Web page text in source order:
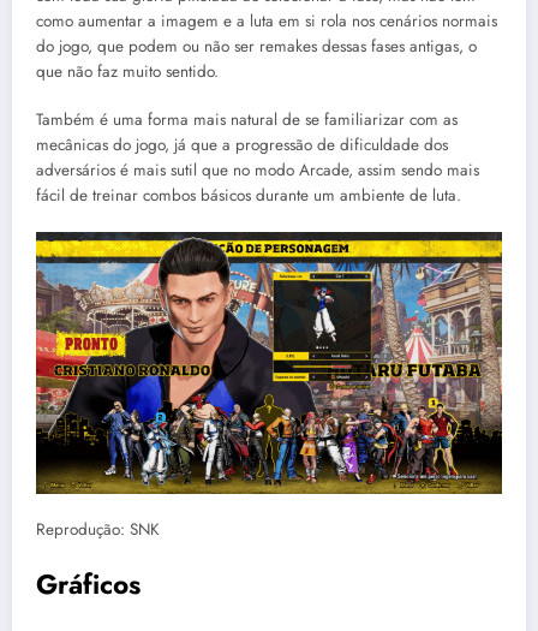
como aumentar a imagem e a luta em si rola nos cenários normais
do jogo, que podem ou não ser remakes dessas fases antigas, o
que não faz muito sentido.
Também é uma forma mais natural de se familiarizar com as
mecânicas do jogo, já que a progressão de dificuldade dos
adversários é mais sutil que no modo Arcade, assim sendo mais
fácil de treinar combos básicos durante um ambiente de luta.
Reprodução: SNK
Gráficos